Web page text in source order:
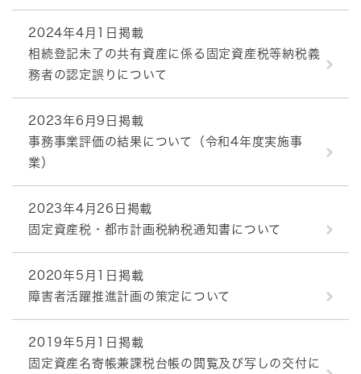
2024年4月1日掲載
相続登記未了の共有資産に係る固定資産税等納税義
務者の認定誤りについて
2023年6月9日掲載
事務事業評価の結果について（令和4年度実施事
業）
2023年4月26日掲載
固定資産税・都市計画税納税通知書について
2020年5月1日掲載
障害者活躍推進計画の策定について
2019年5月1日掲載
固定資産名寄帳兼課税台帳の閲覧及び写しの交付に